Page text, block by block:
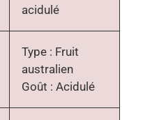
acidulé
Type : Fruit
australien
Goût : Acidulé